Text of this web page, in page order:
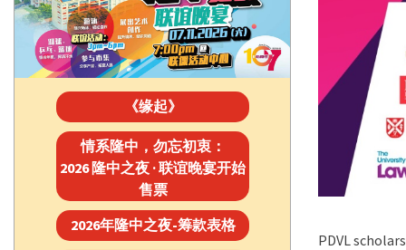
PDVL
《缘起》
情系隆中，勿忘初衷：
2026 隆中之夜 · 联谊晚宴开始
售票
2026年隆中之夜-筹款表格